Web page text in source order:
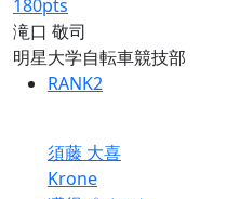
180pts
滝口 敬司
明星大学自転車競技部
RANK2
須藤 大喜
Krone